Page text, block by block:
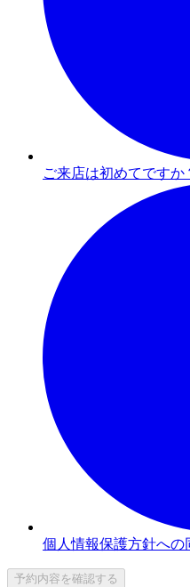
ご来店は初めてですか
個人情報保護方針への
予約内容を確認する